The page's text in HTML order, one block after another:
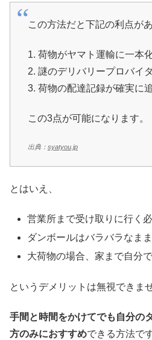
この方法だと下記の利点があ
1. 荷物がヤマト運輸に一本
2. 謎のデリバリープロバイ
3. 荷物の配達記録が確実に
この3点が可能になります。
出典： syatyou.jp
とはいえ、
営業所まで受け取りに行く
ダンボールはバラバラなま
大荷物の場合、家まで自分
というデメリットは無視できませ
手間と時間をかけてでも自分の
方のみにおすすめできる方法です